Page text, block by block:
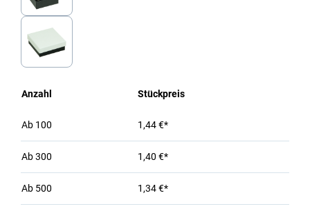
Anzahl Stückpreis
Ab 100 1,44 €*
Ab300 1,40 €*
Ab 500 1,34 €*